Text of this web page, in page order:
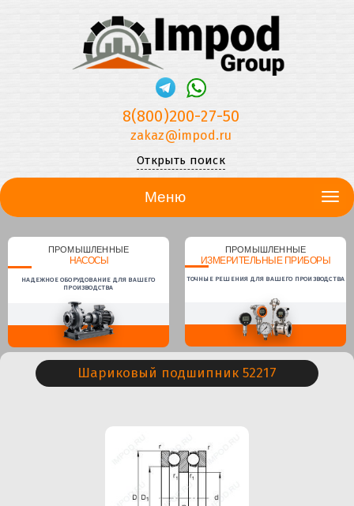
8(800)200-27-50
zakaz@impod.ru
Открыть поиск
Меню
ПРОМЫШЛЕННЫЕ
НАСОСЫ
НАДЕЖНОЕ ОБОРУДОВАНИЕ ДЛЯ ВАШЕГО
ПРОИЗВОДСТВА
ПРОМЫШЛЕННЫЕ
ИЗМЕРИТЕЛЬНЫЕ ПРИБОРЫ
ТОЧНЫЕ РЕШЕНИЯ ДЛЯ ВАШЕГО ПРОИЗВОДСТВА
Шариковый подшипник 52217